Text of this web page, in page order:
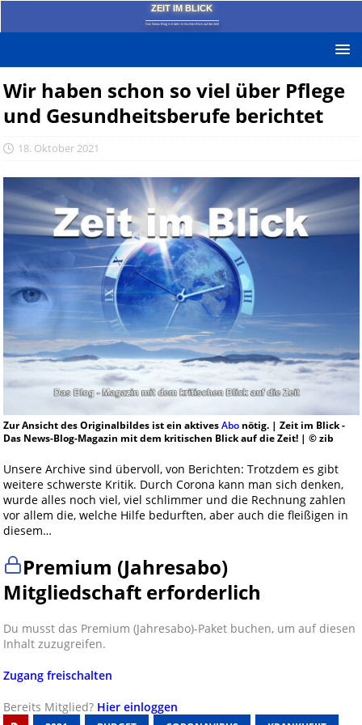
ZEIT IM BLICK
Das News-Blog mit dem kritischen Blick auf die Zeit!
Wir haben schon so viel über Pflege
und Gesundheitsberufe berichtet
18. Oktober 2021
Zur Ansicht des Originalbildes ist ein aktivesAbonötig. | Zeit im Blick -
Das News-Blog-Magazin mit dem kritischen Blick auf die Zeit! | © zib
Unsere Archive sind übervoll, von Berichten: Trotzdem es gibt
weitere schwerste Kritik. Durch Corona kann man sich denken,
wurde alles noch viel, viel schlimmer und die Rechnung zahlen
vor allem die, welche Hilfe bedurften, aber auch die fleißigen in
diesem…
Premium (Jahresabo)
Mitgliedschaft erforderlich
Du musst das Premium (Jahresabo)-Paket buchen, um auf diesen
Inhalt zuzugreifen.
Zugang freischalten
Bereits Mitglied? Hier einloggen